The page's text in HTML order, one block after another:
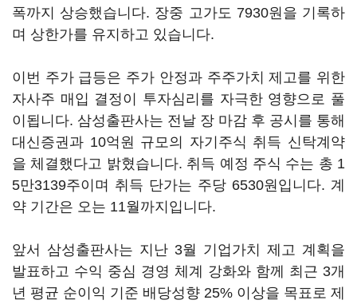
폭까지 상승했습니다. 장중 고가도 7930원을 기록하
며 상한가를 유지하고 있습니다.
이번 주가 급등은 주가 안정과 주주가치 제고를 위한
자사주 매입 결정이 투자심리를 자극한 영향으로 풀
이됩니다. 삼성출판사는 전날 장 마감 후 공시를 통해
대신증권과 10억원 규모의 자기주식 취득 신탁계약
을 체결했다고 밝혔습니다. 취득 예정 주식 수는 총 1
5만3139주이며 취득 단가는 주당 6530원입니다. 계
약 기간은 오는 11월까지입니다.
앞서 삼성출판사는 지난 3월 기업가치 제고 계획을
발표하고 수익 중심 경영 체계 강화와 함께 최근 3개
년 평균 순이익 기준 배당성향 25% 이상을 목표로 제